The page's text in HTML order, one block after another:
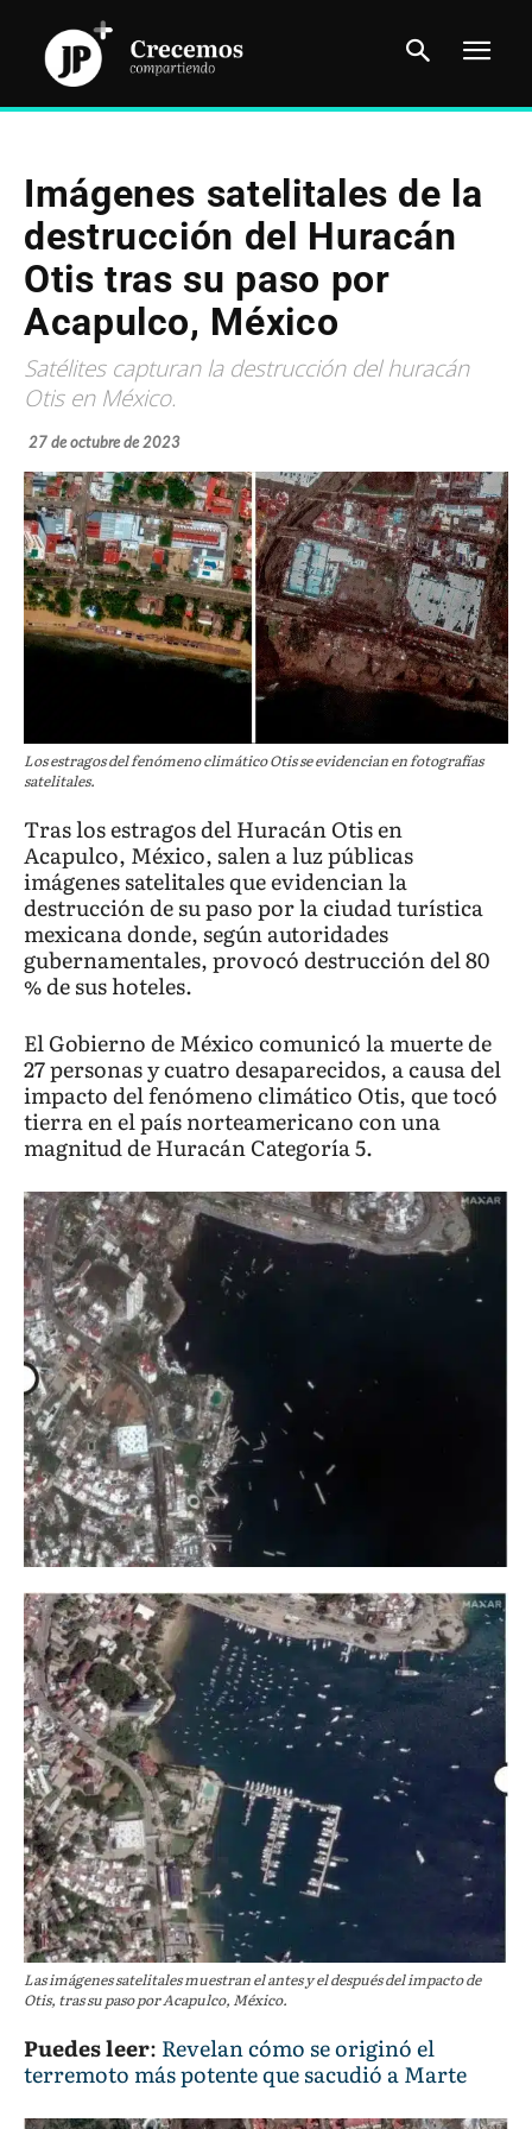
Imágenes satelitales de la
destrucción del Huracán
Otis tras su paso por
Acapulco, México
Satélites capturan la destrucción del huracán
Otis en México.
27 de octubre de 2023
Los estragos del fenómeno climático Otis se evidencian en fotografías
satelitales.
Tras los estragos del Huracán Otis en
Acapulco, México, salen a luz públicas
imágenes satelitales que evidencian la
destrucción de su paso por la ciudad turística
mexicana donde, según autoridades
gubernamentales, provocó destrucción del 80
% de sus hoteles.
El Gobierno de México comunicó la muerte de
27 personas y cuatro desaparecidos, a causa del
impacto del fenómeno climático Otis, que tocó
tierra en el país norteamericano con una
magnitud de Huracán Categoría 5.
Las imágenes satelitales muestran el antes y el después del impacto de
Otis, tras su paso por Acapulco, México.
Puedes leer: Revelan cómo se originó el
terremoto más potente que sacudió a Marte